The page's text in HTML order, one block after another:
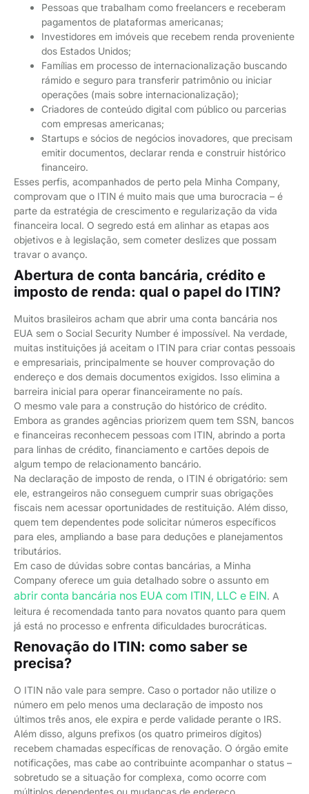
Pessoas que trabalham como freelancers e receberam
pagamentos de plataformas americanas;
Investidores em imóveis que recebem renda proveniente
dos Estados Unidos;
Famílias em processo de internacionalização buscando
rámido e seguro para transferir patrimônio ou iniciar
operações (mais sobre internacionalização);
Criadores de conteúdo digital com público ou parcerias
com empresas americanas;
Startups e sócios de negócios inovadores, que precisam
emitir documentos, declarar renda e construir histórico
financeiro.
Esses perfis, acompanhados de perto pela Minha Company,
comprovam que o ITIN é muito mais que uma burocracia – é
parte da estratégia de crescimento e regularização da vida
financeira local. O segredo está em alinhar as etapas aos
objetivos e à legislação, sem cometer deslizes que possam
travar o avanço.
Abertura de conta bancária, crédito e
imposto de renda: qual o papel do ITIN?
Muitos brasileiros acham que abrir uma conta bancária nos
EUA sem o Social Security Number é impossível. Na verdade,
muitas instituições já aceitam o ITIN para criar contas pessoais
e empresariais, principalmente se houver comprovação do
endereço e dos demais documentos exigidos. Isso elimina a
barreira inicial para operar financeiramente no país.
O mesmo vale para a construção do histórico de crédito.
Embora as grandes agências priorizem quem tem SSN, bancos
e financeiras reconhecem pessoas com ITIN, abrindo a porta
para linhas de crédito, financiamento e cartões depois de
algum tempo de relacionamento bancário.
Na declaração de imposto de renda, o ITIN é obrigatório: sem
ele, estrangeiros não conseguem cumprir suas obrigações
fiscais nem acessar oportunidades de restituição. Além disso,
quem tem dependentes pode solicitar números específicos
para eles, ampliando a base para deduções e planejamentos
tributários.
Em caso de dúvidas sobre contas bancárias, a Minha
Company oferece um guia detalhado sobre o assunto em
abrir conta bancária nos EUA com ITIN, LLC e EIN. A
leitura é recomendada tanto para novatos quanto para quem
já está no processo e enfrenta dificuldades burocráticas.
Renovação do ITIN: como saber se
precisa?
O ITIN não vale para sempre. Caso o portador não utilize o
número em pelo menos uma declaração de imposto nos
últimos três anos, ele expira e perde validade perante o IRS.
Além disso, alguns prefixos (os quatro primeiros dígitos)
recebem chamadas específicas de renovação. O órgão emite
notificações, mas cabe ao contribuinte acompanhar o status –
sobretudo se a situação for complexa, como ocorre com